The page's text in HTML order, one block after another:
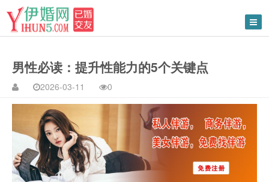
男性必读：提升性能力的5个关键点
2026-03-11 0